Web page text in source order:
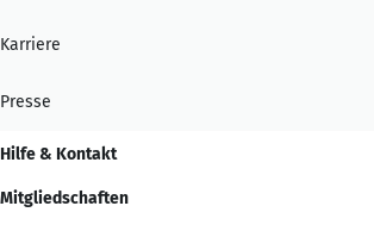
Karriere
Presse
Hilfe & Kontakt
Mitgliedschaften